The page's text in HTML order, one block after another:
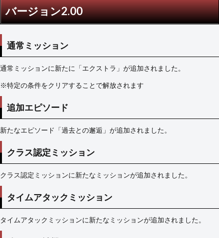
バージョン2.00
通常ミッション
通常ミッションに新たに「エクストラ」が追加されました。
※特定の条件をクリアすることで解放されます
追加エピソード
新たなエピソード「過去との邂逅」が追加されました。
クラス認定ミッション
クラス認定ミッションに新たなミッションが追加されました。
タイムアタックミッション
タイムアタックミッションに新たなミッションが追加されました。